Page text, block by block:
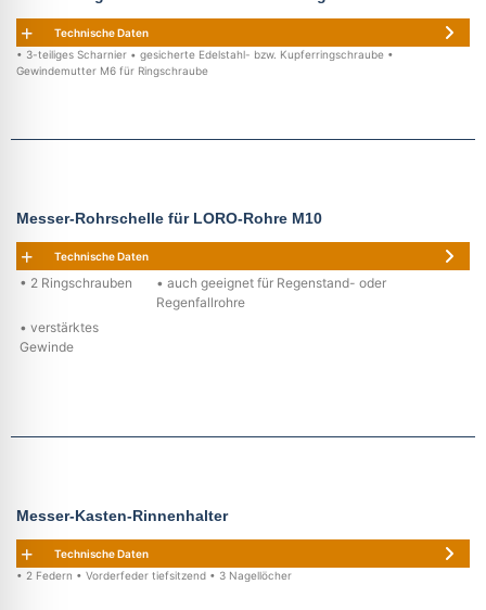
Technische Daten
• 3-teiliges Scharnier • gesicherte Edelstahl- bzw. Kupferringschraube •
Gewindemutter M6 für Ringschraube
Messer-Rohrschelle für LORO-Rohre M10
Technische Daten
• 2 Ringschrauben
• auch geeignet für Regenstand- oder
Regenfallrohre
• verstärktes
Gewinde
Messer-Kasten-Rinnenhalter
Technische Daten
• 2 Federn • Vorderfeder tiefsitzend • 3 Nagellöcher